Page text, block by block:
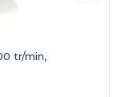
tr/min,